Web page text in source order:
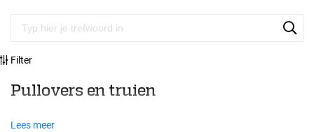
Filter
Pullovers en truien
Lees meer